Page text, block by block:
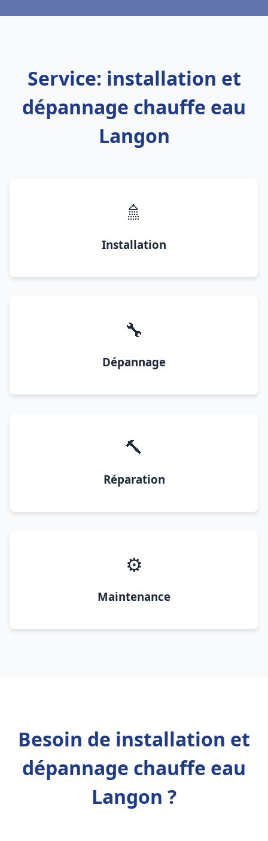
Service: installation et
dépannage chauffe eau
Langon
🚿
Installation
🔧
Dépannage
🔨
Réparation
⚙️
Maintenance
Besoin de installation et
dépannage chauffe eau
Langon ?